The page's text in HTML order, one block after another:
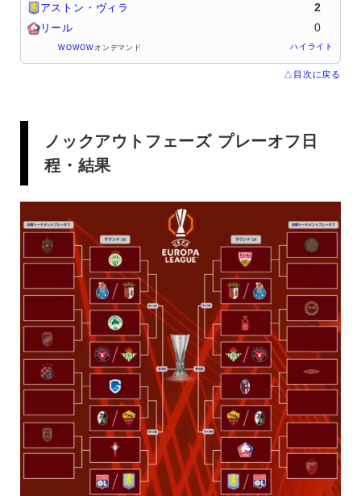
アストン・ヴィラ 2
リール 0
WOWOWオンデマンド ハイライト
△目次に戻る
ノックアウトフェーズ プレーオフ日
程・結果